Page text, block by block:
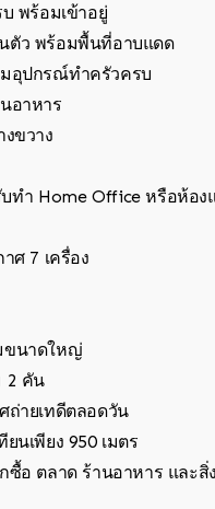
บ พร้อมเข้าอยู่
ตัว พร้อมพื้นที่อาบแดด
อุปกรณ์ทำครัวครบ
อาหาร
งขวาง
ทำ Home Office หรือห้อง
ศ 7 เครื่อง
ขนาดใหญ่
2 คัน
ถ่ายเทดีตลอดวัน
นเพียง 950 เมตร
ซื้อ ตลาด ร้านอาหาร และสิ่